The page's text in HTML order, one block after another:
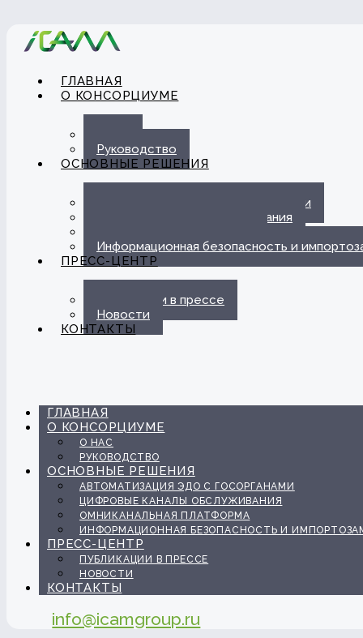
ГЛАВНАЯ
О КОНСОРЦИУМЕ
Руководство
ОСНОВНЫЕ РЕШЕНИЯ
Автоматизация ЭДО с Госорганами
Цифровые каналы обслуживания
Информационная безопасность и
ПРЕСС-ЦЕНТР
Публикации в прессе
Новости
КОНТАКТЫ
ГЛАВНАЯ
О КОНСОРЦИУМЕ
О НАС
РУКОВОДСТВО
ОСНОВНЫЕ РЕШЕНИЯ
АВТОМАТИЗАЦИЯ ЭДО С ГОСОРГАНАМИ
ЦИФРОВЫЕ КАНАЛЫ ОБСЛУЖИВАНИЯ
ОМНИКАНАЛЬНАЯ ПЛАТФОРМА
ИНФОРМАЦИОННАЯ БЕЗОПАСНОСТЬ И
ПРЕСС-ЦЕНТР
ПУБЛИКАЦИИ В ПРЕССЕ
НОВОСТИ
КОНТАКТЫ
info@icamgroup.ru